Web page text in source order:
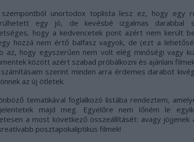
unortodox toplista lesz ez, hogy egy
egy jó, de kevésbé izgalmas darabbal
hogy a kedvencetek pont azért nem került
hozzá nem értő balfasz vagyok, de (ezt a
az, hogy egyszerűen nem volt elég minőségi vagy
között azért szabad próbálkozni és ajánlani
szerint minden arra érdemes darabot
az új ötletek.
tematikával foglalkozó listába rendeztem,
majd meg. Egyelőre nem lőném le
a most következő összeállításét: avagy jöjjenek
posztapokaliptikus filmek!